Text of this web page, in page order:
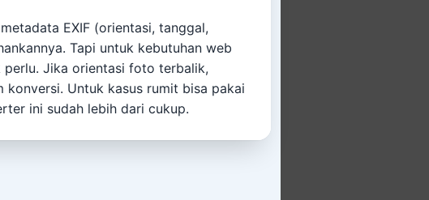
EXIF (orientasi, tanggal,
Tapi untuk kebutuhan web
Jika orientasi foto terbalik,
Untuk kasus rumit bisa pakai
ini sudah lebih dari cukup.